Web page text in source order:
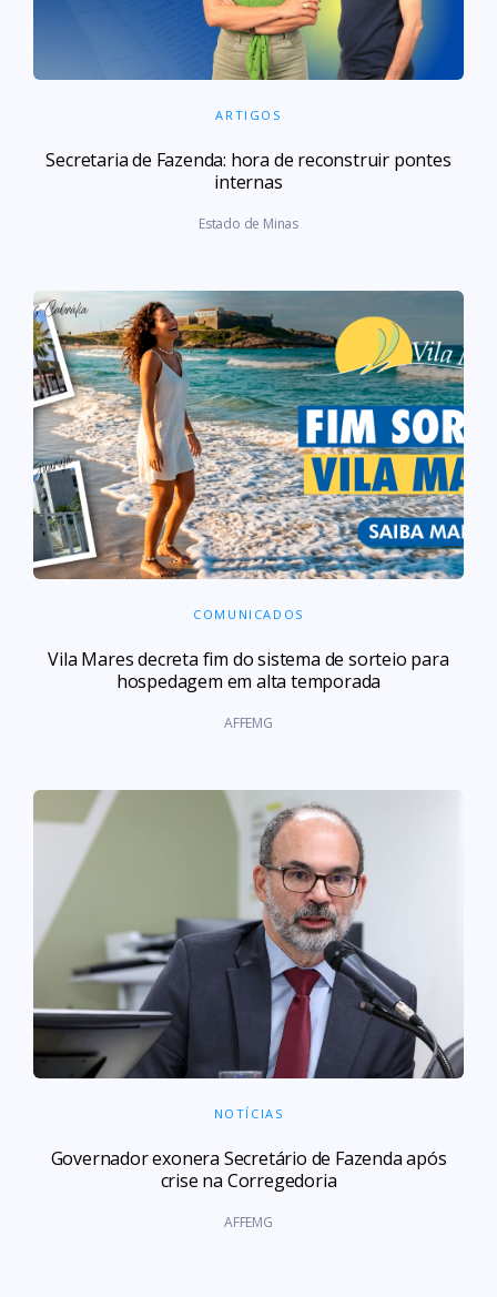
ARTIGOS
Secre­ta­ria de Fazenda: hora de recons­truir pon­tes
inter­nas
Estado de Minas
COMUNICADOS
Vila Mares decreta fim do sistema de sorteio para
hospedagem em alta temporada
AFFEMG
NOTÍCIAS
Governador exonera Secretário de Fazenda após
crise na Corregedoria
AFFEMG